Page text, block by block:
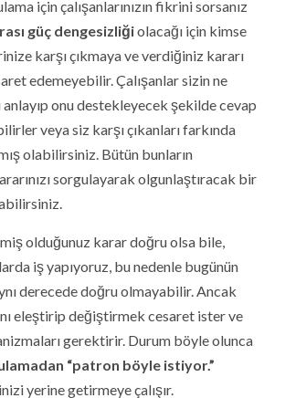
için çalışanlarınızın fikrini sorsanız
güç dengesizliğiolacağı için kimse
karşı çıkmaya ve verdiğiniz kararı
edemeyebilir. Çalışanlar sizin ne
onu destekleyecek şekilde cevap
veya siz karşı çıkanları farkında
olabilirsiniz. Bütün bunların
sorgulayarak olgunlaştıracak bir
olduğunuz karar doğru olsa bile,
iş yapıyoruz, bu nedenle bugünün
derecede doğru olmayabilir. Ancak
eleştirip değiştirmek cesaret ister ve
gerektirir. Durum böyle olunca
“patron böyle istiyor.”
yerine getirmeye çalışır.